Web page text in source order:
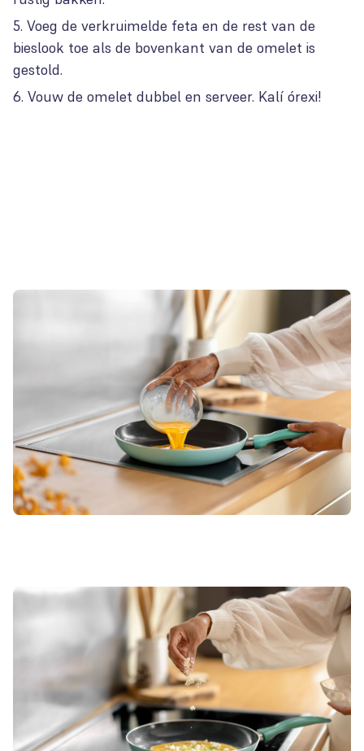
Voeg de verkruimelde feta en de rest van de
bieslook toe als de bovenkant van de omelet is
gestold.
Vouw de omelet dubbel en serveer. Kalí órexi!